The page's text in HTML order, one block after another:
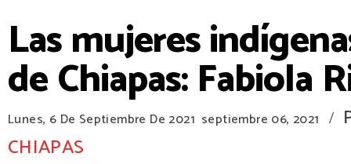
Las mujeres
de Chiapas: Fabiola
Lunes, 6 De Septiembre De 2021 septiembre 06, 2021 /
CHIAPAS